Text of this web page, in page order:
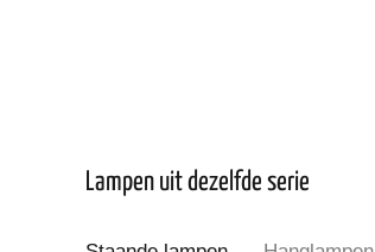
Lampen uit dezelfde serie